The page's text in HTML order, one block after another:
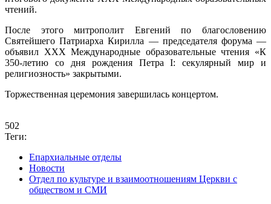
чтений.
После этого митрополит Евгений по благословению
Святейшего Патриарха Кирилла — председателя форума —
объявил XXХ Международные образовательные чтения «К
350-летию со дня рождения Петра I: секулярный мир и
религиозность» закрытыми.
Торжественная церемония завершилась концертом.
502
Теги:
Епархиальные отделы
Новости
Отдел по культуре и взаимоотношениям Церкви с
обществом и СМИ